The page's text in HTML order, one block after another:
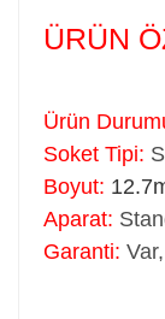
ÜRÜN
Ürün
Soket Tipi:
Boyut:
Aparat:
Garanti: